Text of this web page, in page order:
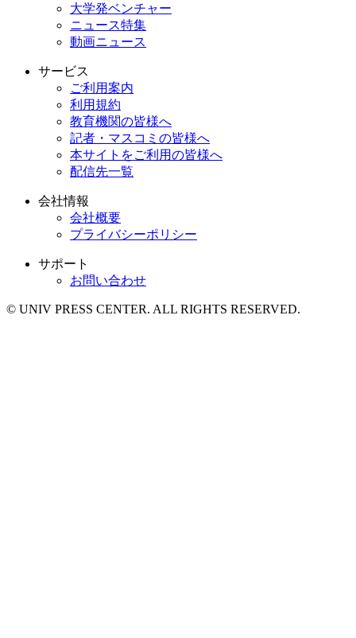
大学発ベンチャー
ニュース特集
動画ニュース
サービス
ご利用案内
利用規約
教育機関の皆様へ
記者・マスコミの皆様へ
本サイトをご利用の皆様へ
配信先一覧
会社情報
会社概要
プライバシーポリシー
サポート
お問い合わせ
© UNIV PRESS CENTER. ALL RIGHTS RESERVED.